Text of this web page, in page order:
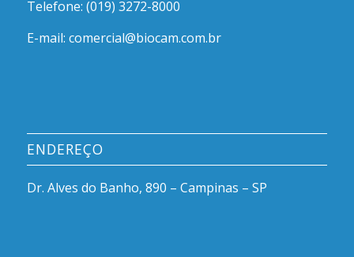
Telefone: (019) 3272-8000
E-mail: comercial@biocam.com.br
ENDEREÇO
Dr. Alves do Banho, 890 – Campinas – SP